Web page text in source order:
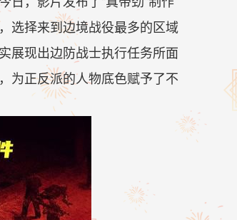
选择来到边境战役最多的区域
展现出边防战士执行任务所面
为正反派的人物底色赋予了不